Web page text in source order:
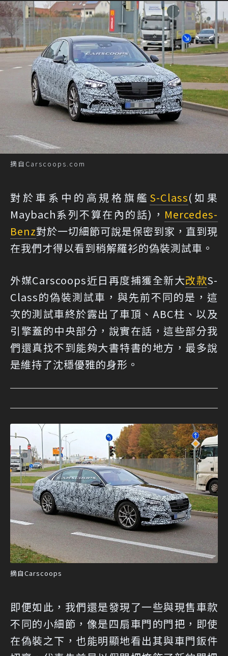
摘自Carscoops.com
對於車系中的高規格旗艦 S-Class(如果
Maybach系列不算在內的話)， Mercedes-
Benz對於一切細節可說是保密到家，直到現
在我們才得以看到稍解羅衫的偽裝測試車。
外媒Carscoops近日再度捕獲全新大改款S-
Class的偽裝測試車，與先前不同的是，這
次的測試車終於露出了車頂、ABC柱、以及
引擎蓋的中央部分，說實在話，這些部分我
們還真找不到能夠大書特書的地方，最多說
是維持了沈穩優雅的身形。
摘自Carscoops
即便如此，我們還是發現了一些與現售車款
不同的小細節，像是四扇車門的門把，即使
在偽裝之下，也能明顯地看出其與車門鈑件